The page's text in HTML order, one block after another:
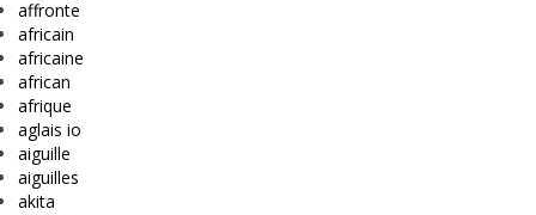
affronte
africain
africaine
african
afrique
aglais io
aiguille
aiguilles
akita